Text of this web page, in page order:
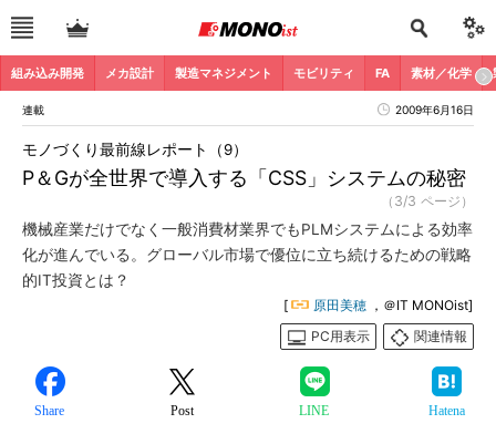
組み込み開発 メカ設計 製造マネジメント モビリティ FA 素材／化学
連載 2009年6月16日
P＆Gが全世界で導入する「CSS」システムの秘密
モノづくり最前線レポート（9）
（3/3 ページ）
機械産業だけでなく一般消費材業界でもPLMシステムによる効率
化が進んでいる。グローバル市場で優位に立ち続けるための戦略
的IT投資とは？
[ 原田美穂 ，＠IT MONOist]
PC用表示
関連情報
Share Post LINE Hatena